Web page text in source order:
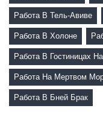
Работа В Тель-Авиве
Работа В Холоне
Работа В Гостиницах
Работа На Мертвом
Работа В Бней Брак